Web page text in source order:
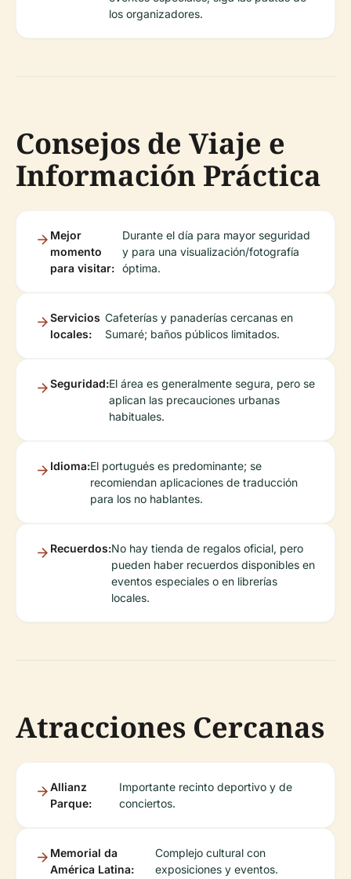
los organizadores.
Consejos de Viaje e
Información Práctica
Mejor
momento
para visitar:
Durante el día para mayor seguridad
y para una visualización/fotografía
óptima.
Servicios
locales:
Cafeterías y panaderías cercanas en
Sumaré; baños públicos limitados.
Seguridad:El área es generalmente segura, pero se
aplican las precauciones urbanas
habituales.
Idioma:El portugués es predominante; se
recomiendan aplicaciones de traducción
para los no hablantes.
Recuerdos:No hay tienda de regalos oficial, pero
pueden haber recuerdos disponibles en
eventos especiales o en librerías
locales.
Atracciones Cercanas
Allianz
Parque:
Importante recinto deportivo y de
conciertos.
Memorial da
América Latina:
Complejo cultural con
exposiciones y eventos.